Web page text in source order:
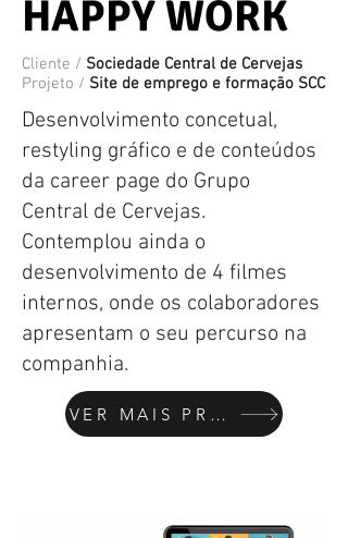
HAPPY WORK
Cliente / Sociedade Central de Cervejas
Projeto / Site de emprego e formação SCC
Desenvolvimento concetual,
restyling gráfico e de conteúdos
da career page do Grupo
Central de Cervejas.
Contemplou ainda o
desenvolvimento de 4 filmes
internos, onde os colaboradores
apresentam o seu percurso na
companhia.
VER MAIS PROJETOS